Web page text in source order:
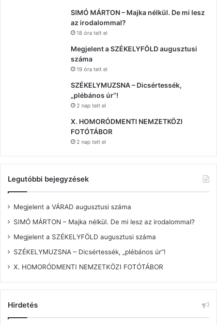
SIMÓ MÁRTON – Majka nélkül. De mi lesz
az irodalommal?
18 óra telt el
Megjelent a SZÉKELYFÖLD augusztusi
száma
19 óra telt el
SZÉKELYMUZSNA – Dicsértessék,
„plébános úr”!
2 nap telt el
X. HOMORÓDMENTI NEMZETKÖZI
FOTÓTÁBOR
2 nap telt el
Legutóbbi bejegyzések
Megjelent a VÁRAD augusztusi száma
SIMÓ MÁRTON – Majka nélkül. De mi lesz az irodalommal?
Megjelent a SZÉKELYFÖLD augusztusi száma
SZÉKELYMUZSNA – Dicsértessék, „plébános úr”!
X. HOMORÓDMENTI NEMZETKÖZI FOTÓTÁBOR
Hirdetés